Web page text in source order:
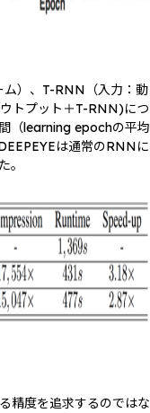
ム）、T-RNN（入力：動
トプット＋T-RNN)につ
（learning epochの平均
は通常のRNNに
。
精度を追求するのではな